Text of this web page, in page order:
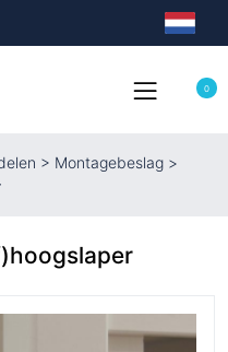
0
> Montagebeslag >